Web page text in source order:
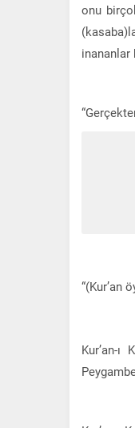
onu
inananlar
“(Kur’an
Kur’an-